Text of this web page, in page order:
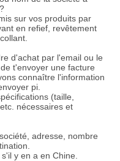
sur vos produits par
en refief, revêtement
d'achat par l'email ou le
t'envoyer une facture
connaître l'information
pi.
(taille,
nécessaires et
adresse, nombre
y en a en Chine.